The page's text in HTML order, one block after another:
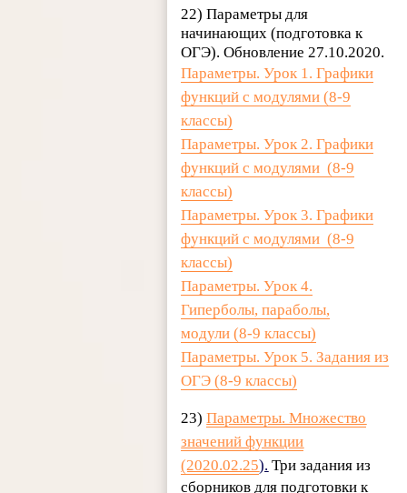
22) Параметры для
начинающих (подготовка к
ОГЭ). Обновление 27.10.2020.
Параметры. Урок 1. Графики
функций с модулями (8-9
классы)
Параметры. Урок 2. Графики
функций с модулями (8-9
классы)
Параметры. Урок 3. Графики
функций с модулями (8-9
классы)
Параметры. Урок 4.
Гиперболы, параболы,
модули (8-9 классы)
Параметры. Урок 5. Задания из
ОГЭ (8-9 классы)
23)Параметры. Множество
значений функции
(2020.02.25). Три задания из
сборников для подготовки к